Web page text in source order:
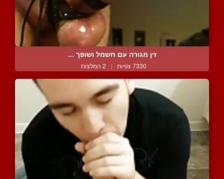
זין מגורה עם חשמל ושופך ...
7330 צפיות | 2 המלצות